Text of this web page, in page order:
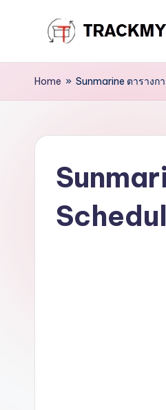
content
T
r
c
M
Home » Sunmarine ตารางก